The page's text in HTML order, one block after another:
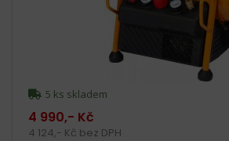
5 ks skladem
4 990,- Kč
4 124,- Kč bez DPH